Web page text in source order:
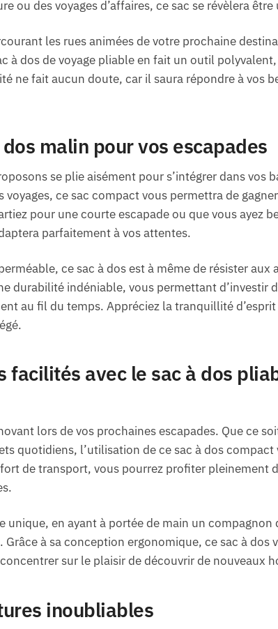
ou des voyages d’affaires, ce sac se révèlera
les rues animées de votre prochaine
à dos de voyage pliable en fait un outil
ne fait aucun doute, car il saura répondre à vos
dos malin pour vos escapades
se plie aisément pour s’intégrer dans vos
voyages, ce sac compact vous permettra de
pour une courte escapade ou que vous ayez
parfaitement à vos attentes.
ce sac à dos est à même de résister aux
durabilité indéniable, vous permettant d’investir
au fil du temps. Appréciez la tranquillité
facilités avec le sac à dos
lors de vos prochaines escapades. Que ce
quotidiens, l’utilisation de ce sac à dos
de transport, vous pourrez profiter pleinement
unique, en ayant à portée de main un
à sa conception ergonomique, ce sac à dos
sur le plaisir de découvrir de nouveaux
inoubliables